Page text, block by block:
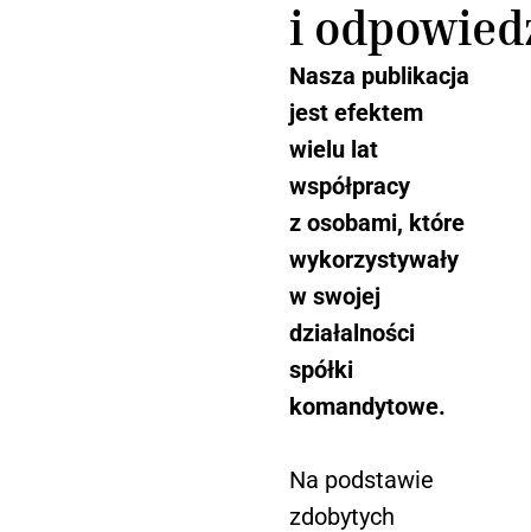
i
Nasza publikacja
jest efektem
wielu lat
współpracy
z osobami, które
wykorzystywały
w swojej
działalności
spółki
komandytowe.
Na podstawie
zdobytych